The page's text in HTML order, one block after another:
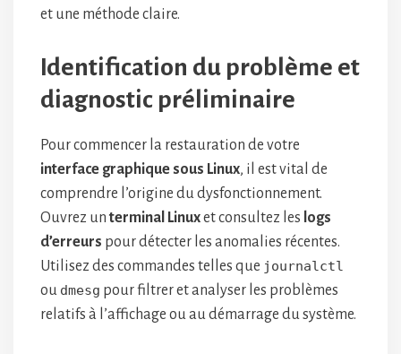
et une méthode claire.
Identification du problème et
diagnostic préliminaire
Pour commencer la restauration de votre
interface graphique sous Linux, il est vital de
comprendre l’origine du dysfonctionnement.
Ouvrez un terminal Linuxet consultez les logs
d’erreurs pour détecter les anomalies récentes.
Utilisez des commandes telles que journalctl
ou dmesg pour filtrer et analyser les problèmes
relatifs à l’affichage ou au démarrage du système.